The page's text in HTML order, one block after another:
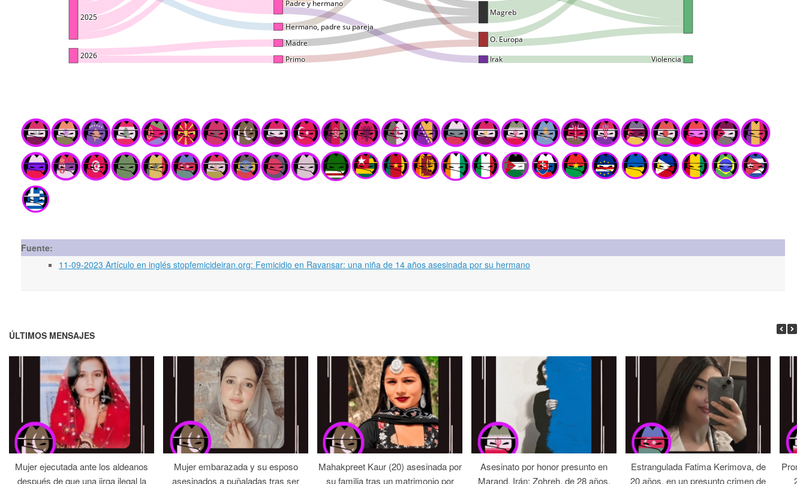
Fuente:
11-09-2023 Artículo en inglés stopfemicideiran.org: Femicidio en Ravansar: una niña de 14 años asesinada por su hermano
ÚLTIMOS MENSAJES
Mujer ejecutada ante los aldeanos
después de que una jirga ilegal la
Mujer embarazada y su esposo
asesinados a puñaladas tras ser
Mahakpreet Kaur (20) asesinada por
su familia tras un matrimonio por
Asesinato por honor presunto en
Marand, Irán: Zohreh, de 28 años,
Estrangulada Fatima Kerimova, de
20 años, en un presunto crimen de
22